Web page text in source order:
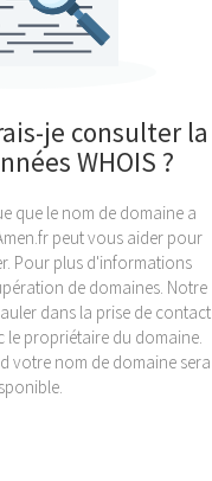
je consulter la
WHOIS ?
que le nom de domaine a
peut vous aider pour
Pour plus d'informations
de domaines. Notre
dans la prise de contact
le propriétaire du domaine.
votre nom de domaine sera